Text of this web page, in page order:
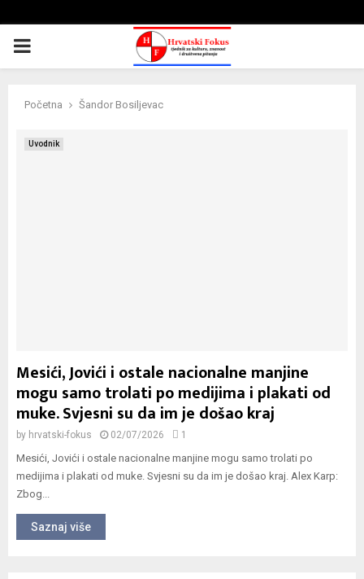
PRIMARY
Početna Šandor Bosiljevac
Uvodnik
Mesići, Jovići i ostale nacionalne manjine
mogu samo trolati po medijima i plakati od
muke. Svjesni su da im je došao kraj
by hrvatski-fokus 02/07/2026 1
Mesići, Jovići i ostale nacionalne manjine mogu samo trolati po
medijima i plakati od muke. Svjesni su da im je došao kraj. Alex Karp:
Zbog...
Saznaj više